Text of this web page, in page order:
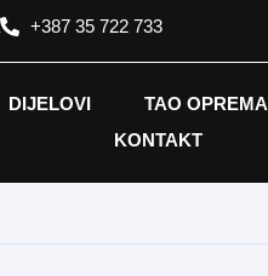
+387 35 722 733
DIJELOVI TAO OPREMA
KONTAKT